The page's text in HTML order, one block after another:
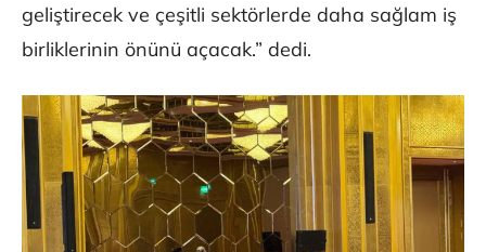
geliştirecek ve çeşitli sektörlerde daha sağlam iş
birliklerinin önünü açacak.” dedi.